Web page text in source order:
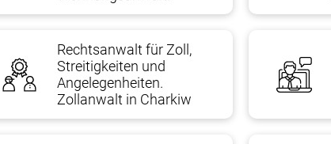
Rechtsanwalt für Zoll,
Streitigkeiten und
Angelegenheiten.
Zollanwalt in Charkiw